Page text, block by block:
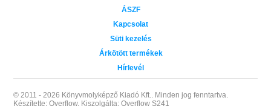
ÁSZF
Kapcsolat
Süti kezelés
Árkötött termékek
Hírlevél
© 2011 - 2026 Könyvmolyképző Kiadó Kft.. Minden jog fenntartva.
Készítette: Overflow. Kiszolgálta: Overflow S241